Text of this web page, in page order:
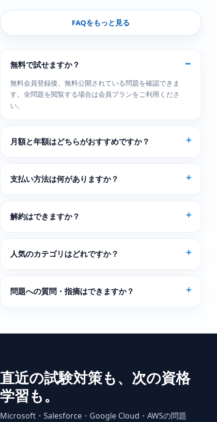
FAQをもっと見る
無料で試せますか？
無料会員登録後、無料公開されている問題を確認できま
す。全問題を閲覧する場合は会員プランをご利用くださ
い。
月額と年額はどちらがおすすめですか？
支払い方法は何がありますか？
解約はできますか？
人気のカテゴリはどれですか？
問題への質問・指摘はできますか？
直近の試験対策も、 次の資格
学習も。
Microsoft・Salesforce・Google Cloud・AWSの問題